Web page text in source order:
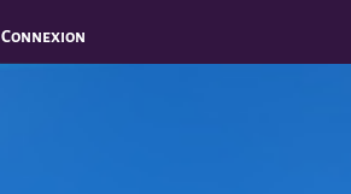
Connexion